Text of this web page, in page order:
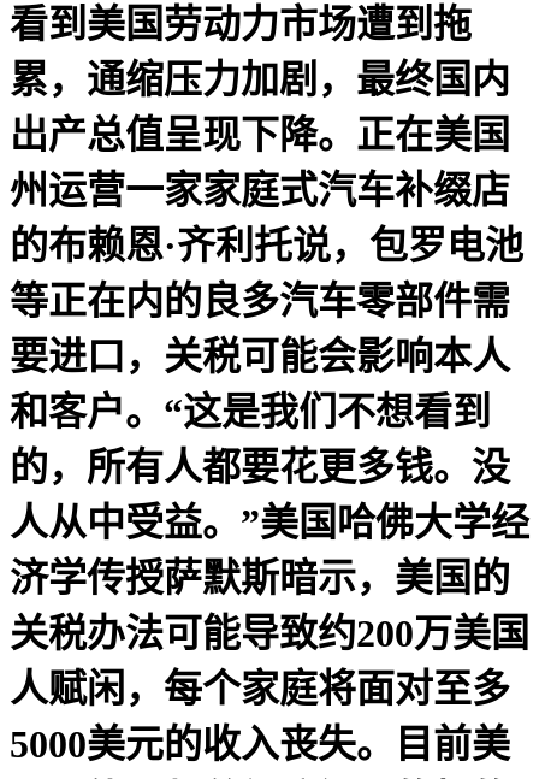
看到美国劳动力市场遭到拖
累，通缩压力加剧，最终国内
出产总值呈现下降。正在美国
州运营一家家庭式汽车补缀店
的布赖恩·齐利托说，包罗电池
等正在内的良多汽车零部件需
要进口，关税可能会影响本人
和客户。“这是我们不想看到
的，所有人都要花更多钱。没
人从中受益。”美国哈佛大学经
济学传授萨默斯暗示，美国的
关税办法可能导致约200万美国
人赋闲，每个家庭将面对至多
5000美元的收入丧失。目前美